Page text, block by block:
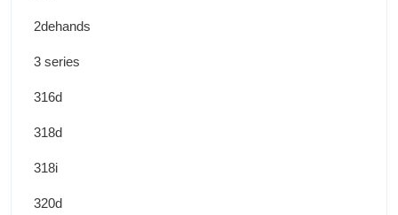
2dehands
3 series
316d
318d
318i
320d